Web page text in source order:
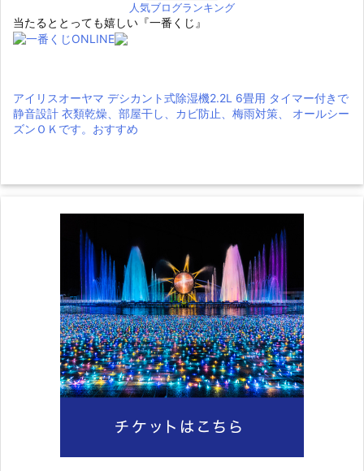
人気ブログランキング
当たるととっても嬉しい『一番くじ』
アイリスオーヤマ デシカント式除湿機2.2L 6畳用 タイマー付きで
静音設計 衣類乾燥、部屋干し、カビ防止、梅雨対策、 オールシー
ズンＯＫです。おすすめ